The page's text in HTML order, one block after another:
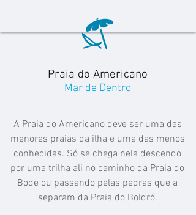
Praia do Americano
Mar de Dentro
A Praia do Americano deve ser uma das
menores praias da ilha e uma das menos
conhecidas. Só se chega nela descendo
por uma trilha ali no caminho da Praia do
Bode ou passando pelas pedras que a
separam da Praia do Boldró.​